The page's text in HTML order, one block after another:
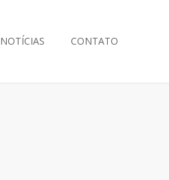
NOTÍCIAS CONTATO